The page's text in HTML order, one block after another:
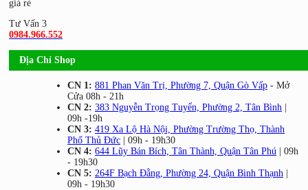
Tư Vấn 3
0984.966.552
Địa Chỉ Shop
CN 1: 881 Phan Văn Trị, Phường 7, Quận Gò Vấp - Mở
Cửa 08h - 21h
CN 2: 383 Nguyễn Trọng Tuyển, Phường 2, Tân Bình
09h -19h
CN 3: 419 Xa Lộ Hà Nội, Phường Trường Thọ, Thành
Phố Thủ Đức | 09h - 19h30
CN 4: 644 Lũy Bán Bích, Tân Thành, Quận Tân Phú | 09h
- 19h30
CN 5: 264F Bạch Đằng, Phường 24, Quận Bình Thạnh
09h - 19h30